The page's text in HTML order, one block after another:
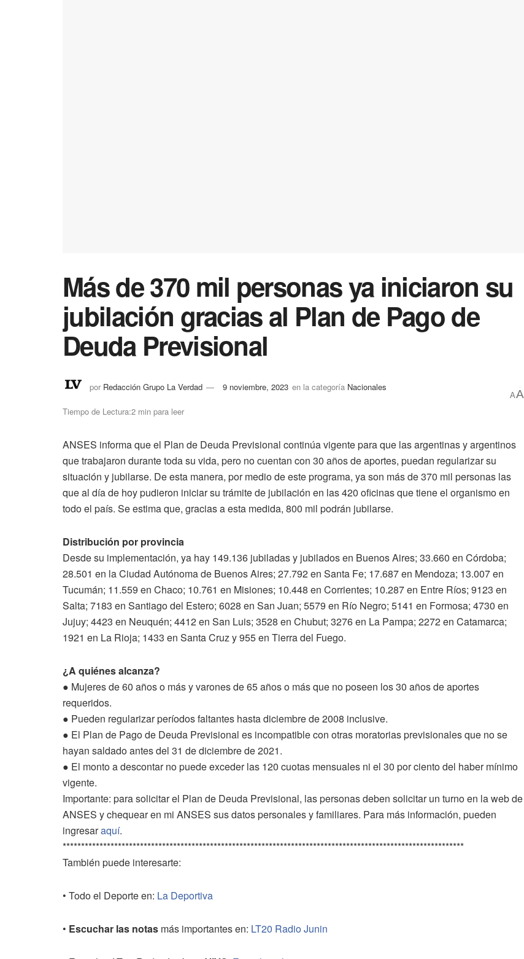
Más de 370 mil personas ya iniciaron su
jubilación gracias al Plan de Pago de
Deuda Previsional
por Redacción Grupo La Verdad 9 noviembre, 2023 en la categoría Nacionales
Tiempo de Lectura:2 min para leer
AA
ANSES informa que el Plan de Deuda Previsional continúa vigente para que las argentinas y argentinos
que trabajaron durante toda su vida, pero no cuentan con 30 años de aportes, puedan regularizar su
situación y jubilarse. De esta manera, por medio de este programa, ya son más de 370 mil personas las
que al día de hoy pudieron iniciar su trámite de jubilación en las 420 oficinas que tiene el organismo en
todo el país. Se estima que, gracias a esta medida, 800 mil podrán jubilarse.
Distribución por provincia
Desde su implementación, ya hay 149.136 jubiladas y jubilados en Buenos Aires; 33.660 en Córdoba;
28.501 en la Ciudad Autónoma de Buenos Aires; 27.792 en Santa Fe; 17.687 en Mendoza; 13.007 en
Tucumán; 11.559 en Chaco; 10.761 en Misiones; 10.448 en Corrientes; 10.287 en Entre Ríos; 9123 en
Salta; 7183 en Santiago del Estero; 6028 en San Juan; 5579 en Río Negro; 5141 en Formosa; 4730 en
Jujuy; 4423 en Neuquén; 4412 en San Luis; 3528 en Chubut; 3276 en La Pampa; 2272 en Catamarca;
1921 en La Rioja; 1433 en Santa Cruz y 955 en Tierra del Fuego.
¿A quiénes alcanza?
● Mujeres de 60 años o más y varones de 65 años o más que no poseen los 30 años de aportes
requeridos.
● Pueden regularizar períodos faltantes hasta diciembre de 2008 inclusive.
● El Plan de Pago de Deuda Previsional es incompatible con otras moratorias previsionales que no se
hayan saldado antes del 31 de diciembre de 2021.
● El monto a descontar no puede exceder las 120 cuotas mensuales ni el 30 por ciento del haber mínimo
vigente.
Importante: para solicitar el Plan de Deuda Previsional, las personas deben solicitar un turno en la web de
ANSES y chequear en mi ANSES sus datos personales y familiares. Para más información, pueden
ingresaraquí.
*************************************************************************************************************
También puede interesarte:
• Todo el Deporte en: La Deportiva
• Escuchar las notas más importantes en: LT20 Radio Junin